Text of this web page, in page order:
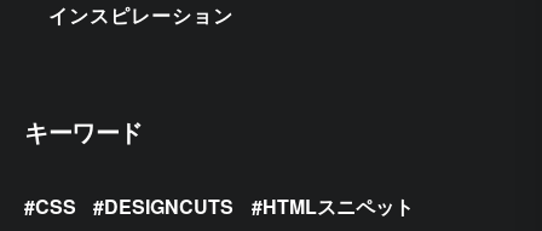
インスピレーション
キーワード
CSS DESIGNCUTS
HTMLスニペット